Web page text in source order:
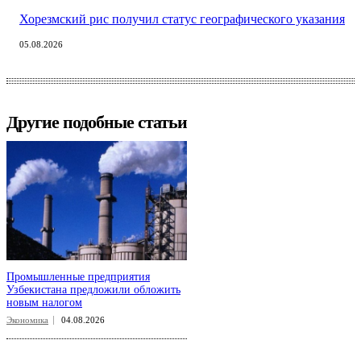
Хорезмский рис получил статус географического указания
05.08.2026
Другие подобные статьи
Промышленные предприятия
Узбекистана предложили обложить
новым налогом
Экономика 04.08.2026